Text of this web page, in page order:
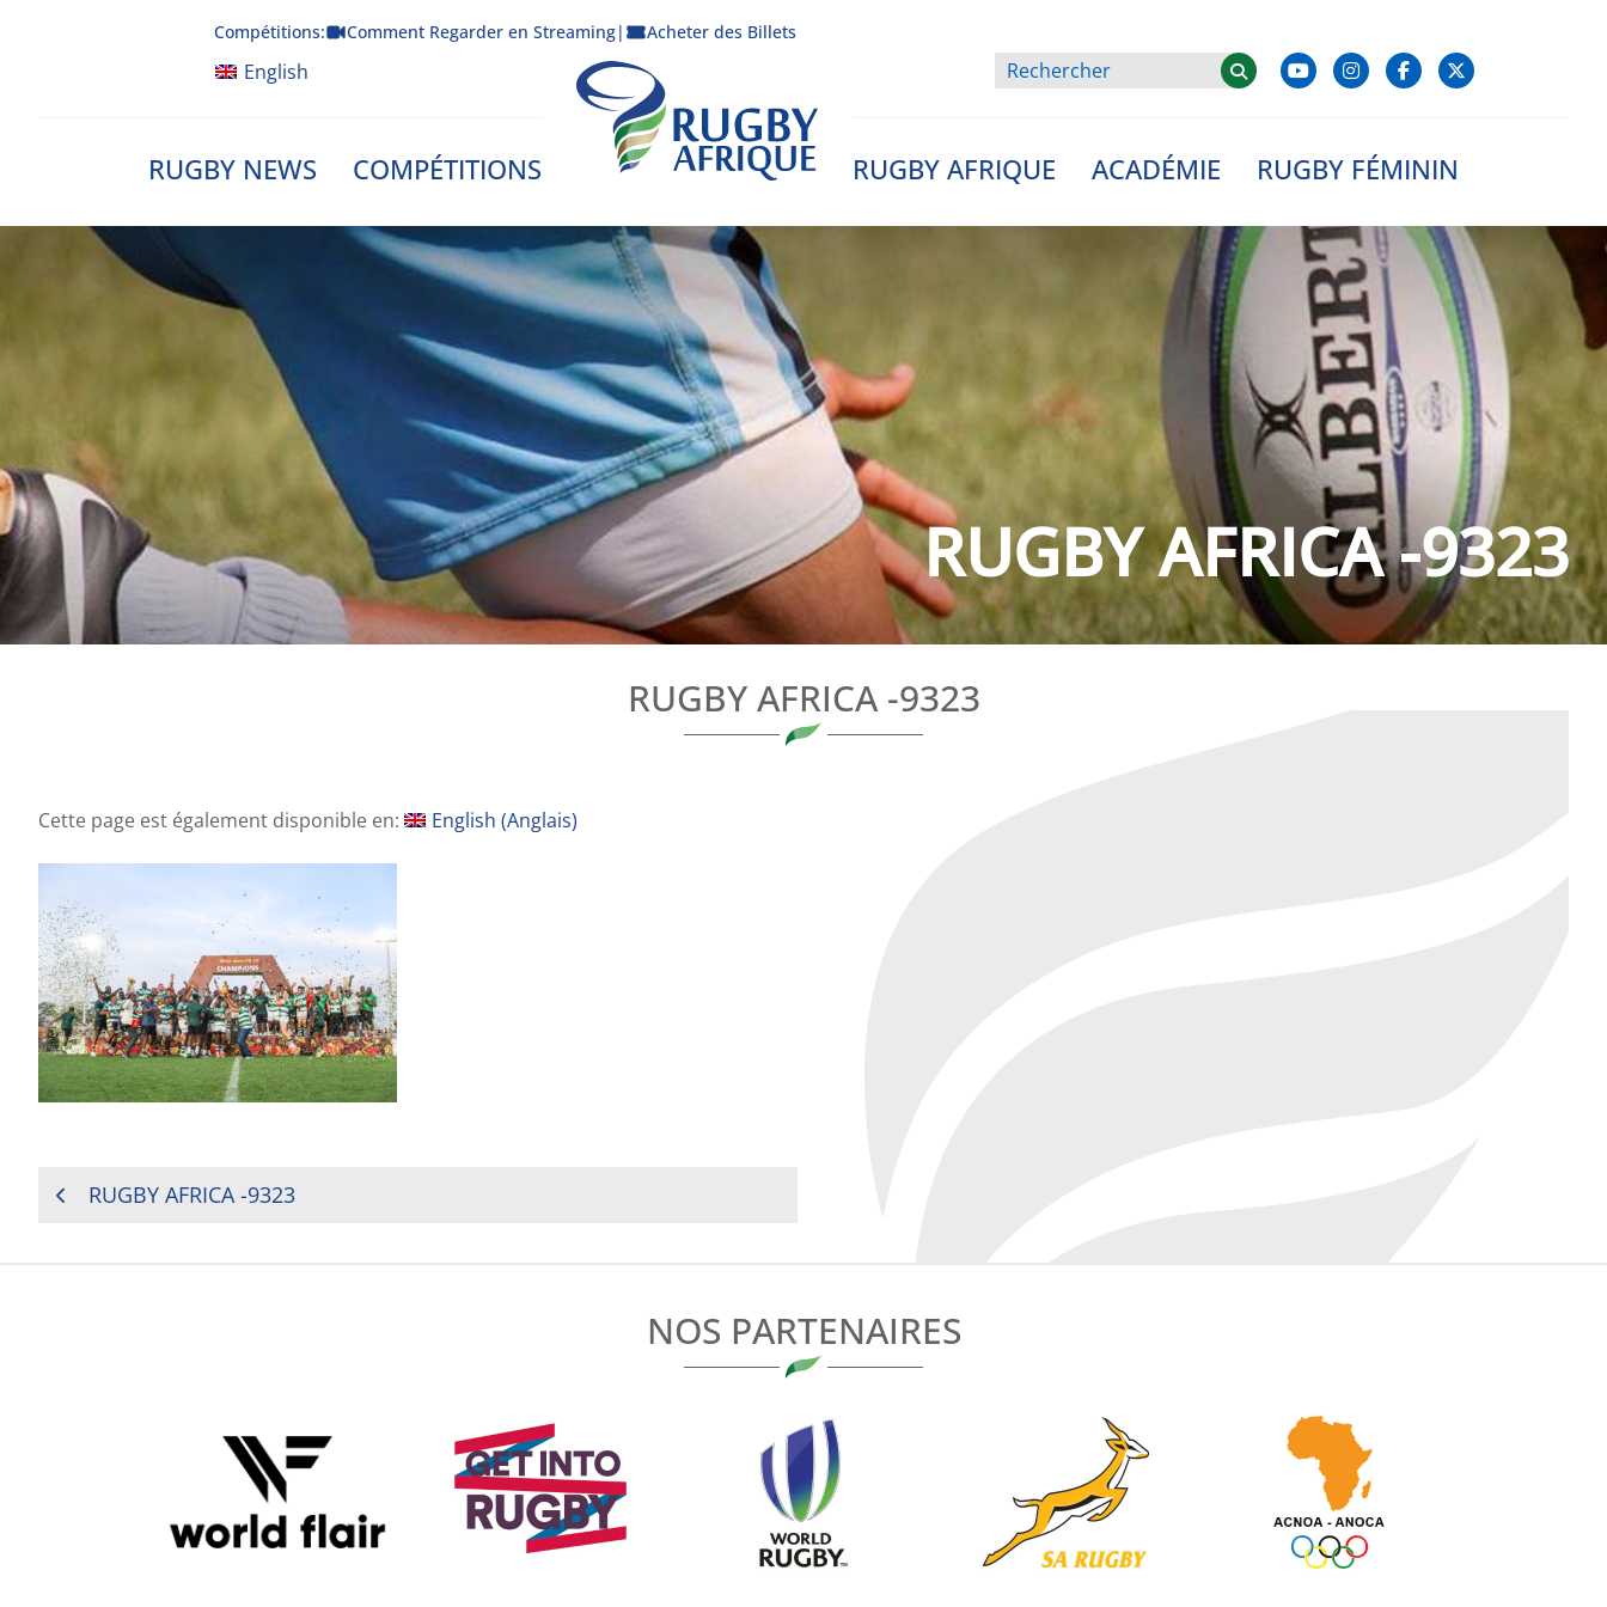
Compétitions: Comment Regarder en Streaming| Acheter des Billets
English
RUGBY NEWS COMPÉTITIONS
Rugby Afrique
RUGBY AFRIQUE ACADÉMIE RUGBY FÉMININ
RUGBY AFRICA -9323
RUGBY AFRICA -9323
Cette page est également disponible en: English (Anglais)
NAVIGATION
RUGBY AFRICA -9323
NOS PARTENAIRES